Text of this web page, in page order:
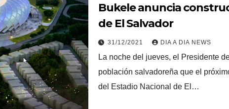
Bukele anuncia
de El Salvador
31/12/2021 DIA A DIA NEWS
La noche del jueves, el Presidente
población salvadoreña que el
del Estadio Nacional de El…